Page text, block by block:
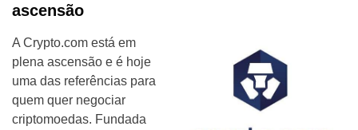
ascensão
A Crypto.com está em
plena ascensão e é hoje
uma das referências para
quem quer negociar
criptomoedas. Fundada